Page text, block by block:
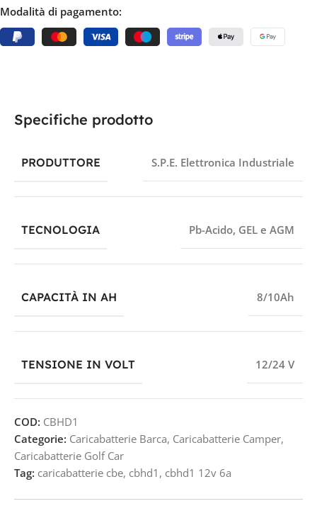
Modalità di pagamento:
Specifiche prodotto
PRODUTTORE S.P.E. Elettronica Industriale
TECNOLOGIA Pb-Acido, GEL e AGM
CAPACITÀ IN AH 8/10Ah
TENSIONE IN VOLT 12/24 V
COD: CBHD1
Categorie: Caricabatterie Barca, Caricabatterie Camper,
Caricabatterie Golf Car
Tag: caricabatterie cbe, cbhd1 , cbhd1 12v 6a